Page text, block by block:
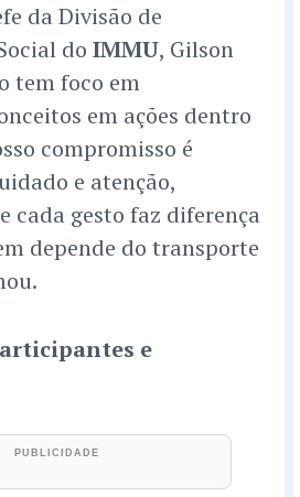
da Divisão de
do IMMU, Gilson
tem foco em
em ações dentro
compromisso é
e atenção,
cada gesto faz diferença
depende do transporte
e